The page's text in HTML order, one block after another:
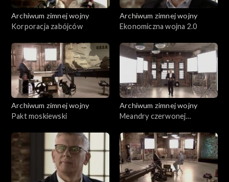
Archiwum zimnej wojny
Korporacja zabójców
Archiwum zimnej wojny
Ekonomiczna wojna 2.0
Archiwum zimnej wojny
Pakt moskiewski
Archiwum zimnej wojny
Meandry czerwonej